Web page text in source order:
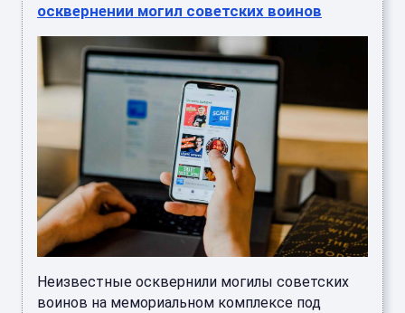
осквернении могил советских воинов
Неизвестные осквернили могилы советских
воинов на мемориальном комплексе под